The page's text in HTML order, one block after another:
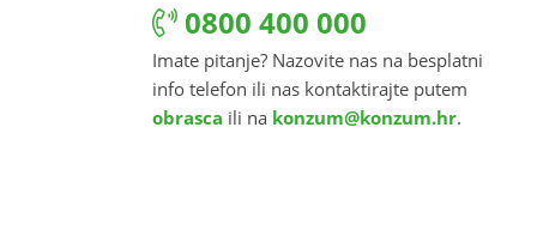
0800 400 000
Imate pitanje? Nazovite nas na besplatni
info telefon ili nas kontaktirajte putem
obrasca ili na konzum@konzum.hr.